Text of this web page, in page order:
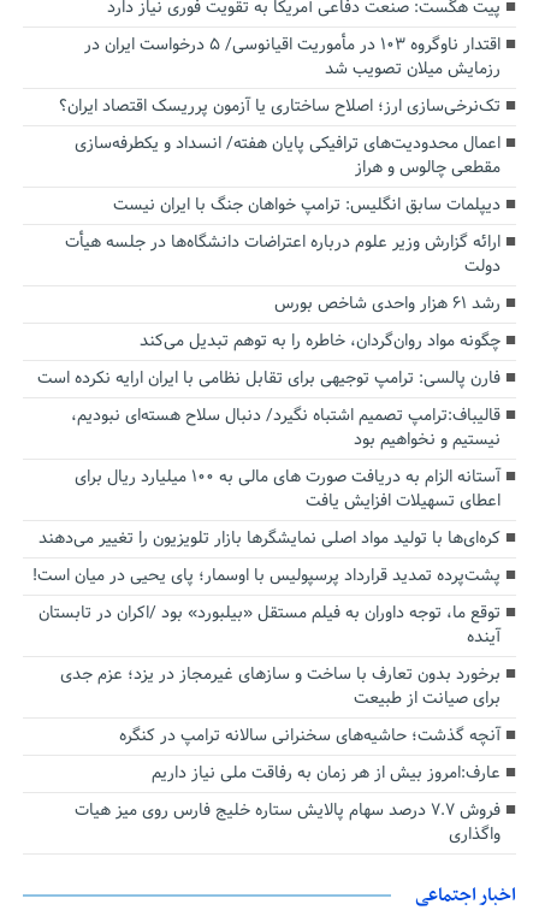
پیت هگست: صنعت دفاعی آمریکا به تقویت فوری نیاز دارد
اقتدار ناوگروه ۱۰۳ در مأموریت‌ اقیانوسی/ ۵ درخواست ایران در
رزمایش میلان تصویب شد
تک‌نرخی‌سازی ارز؛ اصلاح ساختاری یا آزمون پرریسک اقتصاد ایران؟
اعمال محدودیت‌های ترافیکی پایان هفته/ انسداد و یکطرفه‌سازی
مقطعی چالوس و هراز
دیپلمات سابق انگلیس:‌ ترامپ خواهان جنگ با ایران نیست
ارائه گزارش وزیر علوم درباره اعتراضات دانشگاه‌ها در جلسه هیأت
دولت
رشد ۶۱ هزار واحدی شاخص بورس
چگونه مواد روان‌گردان، خاطره را به توهم تبدیل می‌کند
فارن پالسی: ترامپ توجیهی برای تقابل نظامی با ایران ارایه نکرده است
قالیباف:ترامپ تصمیم اشتباه نگیرد/ دنبال سلاح هسته‌ای نبودیم،
نیستیم و نخواهیم بود
آستانه الزام به دریافت صورت های مالی به ۱۰۰ میلیارد ریال برای
اعطای تسهیلات افزایش یافت
کره‌ای‌ها با تولید مواد اصلی نمایشگرها بازار تلویزیون را تغییر می‌دهند
پشت‌پرده تمدید قرارداد پرسپولیس با اوسمار؛ پای یحیی در میان است!
توقع ما، توجه داوران به فیلم مستقل «بیلبورد» بود /اکران در تابستان
آینده
برخورد بدون تعارف با ساخت‌ و سازهای غیرمجاز در یزد؛ عزم جدی
برای صیانت از طبیعت
آنچه گذشت؛ حاشیه‌های سخنرانی سالانه ترامپ در کنگره
عارف:امروز بیش از هر زمان به رفاقت ملی نیاز داریم
فروش ۷.۷ درصد سهام پالایش ستاره خلیج فارس روی میز هیات
واگذاری
اخبار اجتماعی